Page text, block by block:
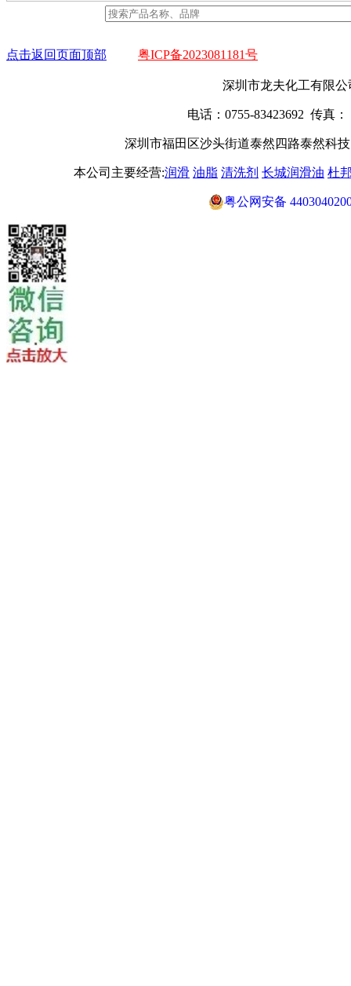
点击返回页面顶部 粤ICP备2023081181号
深圳市龙夫化工有限
电话：0755-83423692 传真
深圳市福田区沙头街道泰然四路泰然科
本公司主要经营:润滑 油脂 清洗剂 长城润滑油 杜
粤公网安备